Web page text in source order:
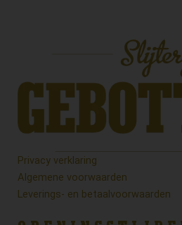
Privacy verklaring
Algemene voorwaarden
Leverings- en betaalvoorwaarden